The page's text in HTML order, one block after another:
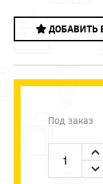
ДОБАВИТЬ
Под заказ